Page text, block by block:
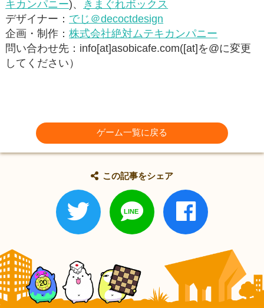
キカンパニー)、 きまぐれボックス
デザイナー： でじ＠decoctdesign
企画・制作：株式会社絶対ムテキカンパニー
問い合わせ先：info[at]asobicafe.com([at]を@に変更
してください）
ゲーム一覧に戻る
この記事をシェア